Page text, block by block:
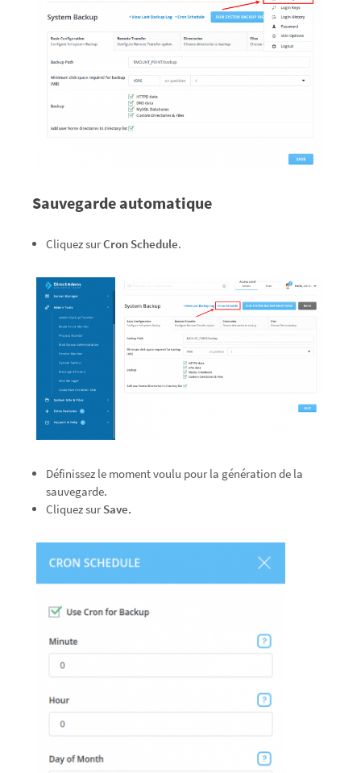
Sauvegarde automatique
Cliquez surCron Schedule.
Définissez le moment voulu pour la génération de la
sauvegarde.
Cliquez sur Save.